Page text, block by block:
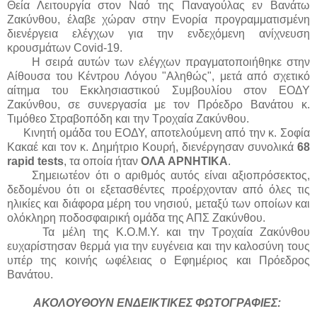
Θεία Λειτουργία στον Ναό της Παναγούλας εν Βανάτω
Ζακύνθου, έλαβε χώραν στην Ενορία προγραμματισμένη
διενέργεια ελέγχων για την ενδεχόμενη ανίχνευση
κρουσμάτων Covid-19.
Η σειρά αυτών των ελέγχων πραγματοποιήθηκε στην
Αίθουσα του Κέντρου Λόγου "Αληθώς", μετά από σχετικό
αίτημα του Εκκλησιαστικού Συμβουλίου στον ΕΟΔΥ
Ζακύνθου, σε συνεργασία με τον Πρόεδρο Βανάτου κ.
Τιμόθεο Στραβοπόδη και την Τροχαία Ζακύνθου.
Κινητή ομάδα του ΕΟΔΥ, αποτελούμενη από την κ. Σοφία
Κακαέ και τον κ. Δημήτριο Κουρή, διενέργησαν συνολικά 68
rapid tests, τα οποία ήταν ΟΛΑ ΑΡΝΗΤΙΚΑ.
Σημειωτέον ότι ο αριθμός αυτός είναι αξιοπρόσεκτος,
δεδομένου ότι οι εξετασθέντες προέρχονταν από όλες τις
ηλικίες και διάφορα μέρη του νησιού, μεταξύ των οποίων και
ολόκληρη ποδοσφαιρική ομάδα της ΑΠΣ Ζακύνθου.
Τα μέλη της Κ.Ο.Μ.Υ. και την Τροχαία Ζακύνθου
ευχαρίστησαν θερμά για την ευγένεια και την καλοσύνη τους
υπέρ της κοινής ωφέλειας ο Εφημέριος και Πρόεδρος
Βανάτου.
ΑΚΟΛΟΥΘΟΥΝ ΕΝΔΕΙΚΤΙΚΕΣ ΦΩΤΟΓΡΑΦΙΕΣ: